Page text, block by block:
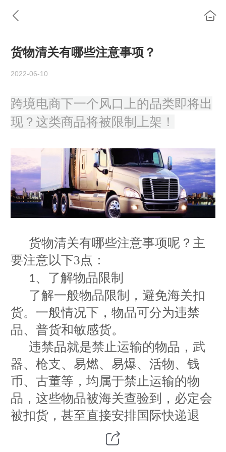
货物清关有哪些注意事项？
2022-06-10
跨境电商下一个风口上的品类即将出
现？这类商品将被限制上架！
货物清关有哪些注意事项呢 ？主
要注意以下3点：
1、了解物品限制
了解一般物品限制，避免海关扣
货。一般情况下，物品可分为违禁
品、普货和敏感货。
违禁品就是禁止运输的物品，武
器、枪支、易燃、易爆、活物、钱
币、古董等，均属于禁止运输的物
品，这些物品被海关查验到，必定会
被扣货，甚至直接安排国际快递退